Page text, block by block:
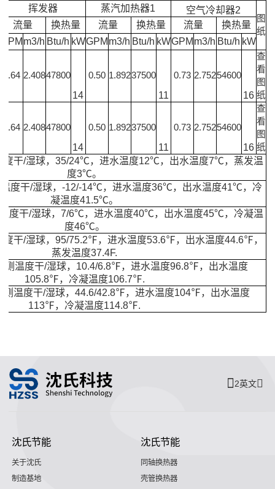
挥发器 蒸汽加热器1 空气冷却器2
图
纸
流量 换热量 流量 换热量 流量
换热量
GPM m3/h Btu/h kWGPM m3/h Btu/h kWGPM m3/h Btu/h kW
0.64 2.40847800
14
0.50 1.89237500
11
0.73 2.75254600
16
查
看
图
纸
0.64 2.40847800
14
0.50 1.89237500
11
0.73 2.75254600
16
查
看
图
纸
度干/湿球，35/24℃，进水温度12℃，出水温度7℃，蒸发温
度3℃。
干/湿球，-12/-14℃，进水温度36℃，出水温度41℃，冷
凝温度41.5℃。
干/湿球，7/6℃，进水温度40℃，出水温度45℃，冷凝温
度46℃。
度干/湿球，95/75.2℉，进水温度53.6℉，出水温度44.6℉，
蒸发温度37.4F.
度干/湿球，10.4/6.8℉，进水温度96.8℉，出水温度
105.8℉，冷凝温度106.7℉.
度干/湿球，44.6/42.8℉，进水温度104℉，出水温度
113℉，冷凝温度114.8℉.
2英文
沈氏节能
关于沈氏
制造基地
沈氏节能
同轴换热器
壳管换热器